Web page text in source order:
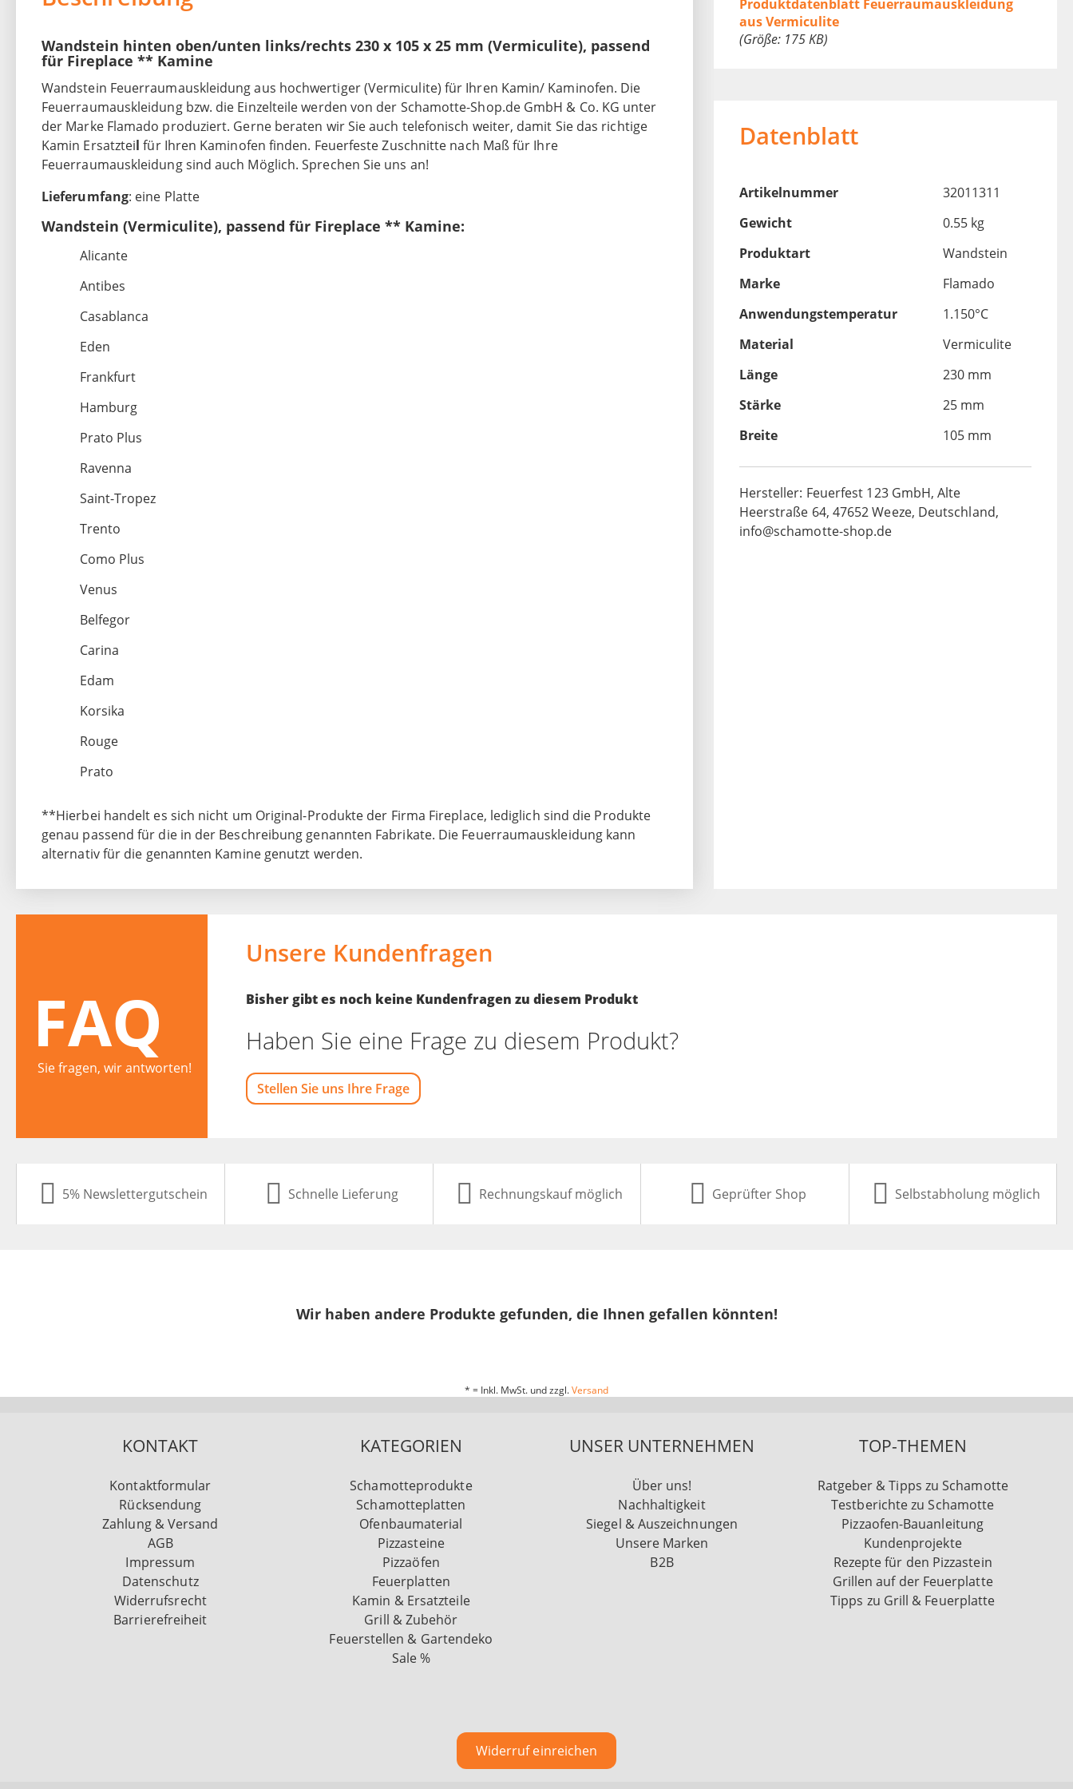
Wandstein hinten oben/unten links/rechts 230 x 105 x 25 mm (Vermiculite), passend
für Fireplace ** Kamine
Wandstein Feuerraumauskleidung aus hochwertiger (Vermiculite) für Ihren Kamin/ Kaminofen. Die
Feuerraumauskleidung bzw. die Einzelteile werden von der Schamotte-Shop.de GmbH & Co. KG unter
der Marke Flamado produziert. Gerne beraten wir Sie auch telefonisch weiter, damit Sie das richtige
Kamin Ersatzteil für Ihren Kaminofen finden. Feuerfeste Zuschnitte nach Maß für Ihre
Feuerraumauskleidung sind auch Möglich. Sprechen Sie uns an!
Lieferumfang: eine Platte
Wandstein (Vermiculite), passend für Fireplace ** Kamine:
Alicante
Antibes
Casablanca
Eden
Frankfurt
Hamburg
Prato Plus
Ravenna
Saint-Tropez
Trento
Como Plus
Venus
Belfegor
Carina
Edam
Korsika
Rouge
Prato
**Hierbei handelt es sich nicht um Original-Produkte der Firma Fireplace, lediglich sind die Produkte
genau passend für die in der Beschreibung genannten Fabrikate. Die Feuerraumauskleidung kann
alternativ für die genannten Kamine genutzt werden.
Produktdatenblatt Feuerraumauskleidung
aus Vermiculite
(Größe: 175 KB)
Datenblatt
Artikelnummer
32011311
Gewicht
0.55 kg
Produktart
Wandstein
Marke
Flamado
Anwendungstemperatur
1.150°C
Material
Vermiculite
Länge
230 mm
Stärke
25 mm
Breite
105 mm
Hersteller: Feuerfest 123 GmbH, Alte
Heerstraße 64, 47652 Weeze, Deutschland,
info@schamotte-shop.de
FAQ
Sie fragen, wir antworten!
Unsere Kundenfragen
Bisher gibt es noch keine Kundenfragen zu diesem Produkt
Haben Sie eine Frage zu diesem Produkt?
Stellen Sie uns Ihre Frage
5% Newslettergutschein Schnelle Lieferung Rechnungskauf möglich Geprüfter Shop Selbstabholung möglich
Wir haben andere Produkte gefunden, die Ihnen gefallen könnten!
* = Inkl. MwSt. und zzgl.Versand
KONTAKT
Kontaktformular
Rücksendung
Zahlung & Versand
AGB
Impressum
Datenschutz
Widerrufsrecht
Barrierefreiheit
KATEGORIEN
Schamotteprodukte
Schamotteplatten
Ofenbaumaterial
Pizzasteine
Pizzaöfen
Feuerplatten
Kamin & Ersatzteile
Grill & Zubehör
Feuerstellen & Gartendeko
Sale %
UNSER UNTERNEHMEN
Über uns!
Nachhaltigkeit
Siegel & Auszeichnungen
Unsere Marken
B2B
TOP-THEMEN
Ratgeber & Tipps zu Schamotte
Testberichte zu Schamotte
Pizzaofen-Bauanleitung
Kundenprojekte
Rezepte für den Pizzastein
Grillen auf der Feuerplatte
Tipps zu Grill & Feuerplatte
Widerruf einreichen